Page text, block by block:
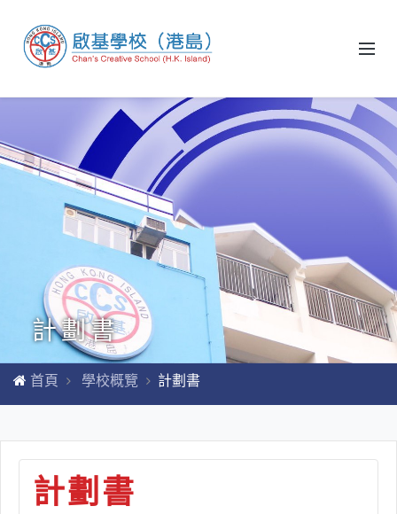
計劃書
首頁 學校概覽 計劃書
計劃書